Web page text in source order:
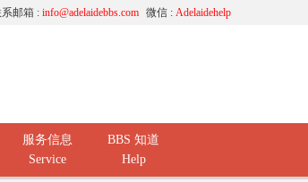
微信 : Adelaidehelp
邮箱 : info@adelaidebbs.com
服务信息
Service
BBS 知道
Help